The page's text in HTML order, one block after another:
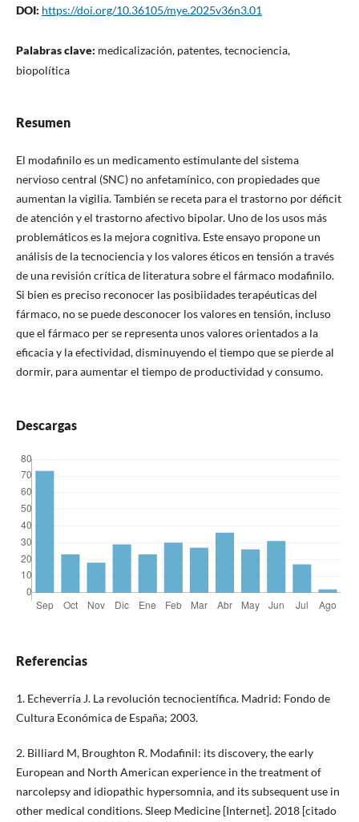
DOI: https://doi.org/10.36105/mye.2025v36n3.01
Palabras clave: medicalización, patentes, tecnociencia,
biopolítica
Resumen
El modafinilo es un medicamento estimulante del sistema
nervioso central (SNC) no anfetamínico, con propiedades que
aumentan la vigilia. También se receta para el trastorno por déficit
de atención y el trastorno afectivo bipolar. Uno de los usos más
problemáticos es la mejora cognitiva. Este ensayo propone un
análisis de la tecnociencia y los valores éticos en tensión a través
de una revisión crítica de literatura sobre el fármaco modafinilo.
Si bien es preciso reconocer las posibiidades terapéuticas del
fármaco, no se puede desconocer los valores en tensión, incluso
que el fármaco per se representa unos valores orientados a la
eficacia y la efectividad, disminuyendo el tiempo que se pierde al
dormir, para aumentar el tiempo de productividad y consumo.
Descargas
Referencias
1. Echeverría J. La revolución tecnocientífica. Madrid: Fondo de
Cultura Económica de España; 2003.
2. Billiard M, Broughton R. Modafinil: its discovery, the early
European and North American experience in the treatment of
narcolepsy and idiopathic hypersomnia, and its subsequent use in
other medical conditions. Sleep Medicine [Internet]. 2018 [citado